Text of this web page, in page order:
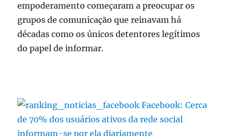
empoderamento começaram a preocupar os
grupos de comunicação que reinavam há
décadas como os únicos detentores legítimos
do papel de informar.